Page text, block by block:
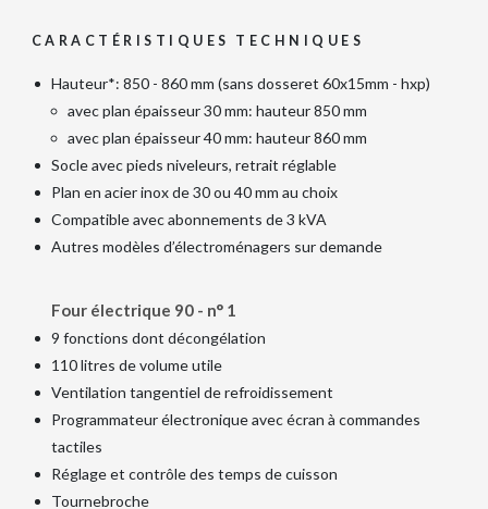
CARACTÉRISTIQUES TECHNIQUES
Hauteur*: 850 - 860 mm (sans dosseret 60x15mm - hxp)
avec plan épaisseur 30 mm: hauteur 850 mm
avec plan épaisseur 40 mm: hauteur 860 mm
Socle avec pieds niveleurs, retrait réglable
Plan en acier inox de 30 ou 40 mm au choix
Compatible avec abonnements de 3 kVA
Autres modèles d’électroménagers sur demande
Four électrique 90 - n° 1
9 fonctions dont décongélation
110 litres de volume utile
Ventilation tangentiel de refroidissement
Programmateur électronique avec écran à commandes
tactiles
Réglage et contrôle des temps de cuisson
Tournebroche